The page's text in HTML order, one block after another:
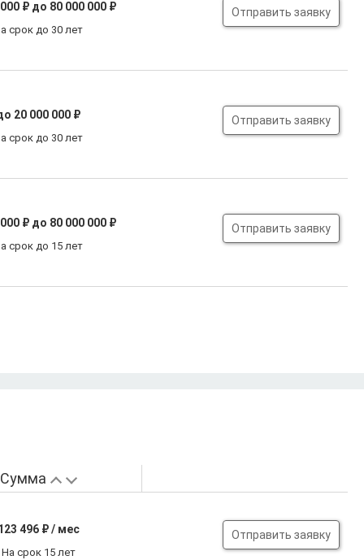
₽ до 80 000 000 ₽
срок до 30 лет
Отправить заявку
20 000 000 ₽
срок до 30 лет
Отправить заявку
₽ до 80 000 000 ₽
срок до 15 лет
Отправить заявку
Сумма
496₽ / мес
На срок 15 лет
Отправить заявку